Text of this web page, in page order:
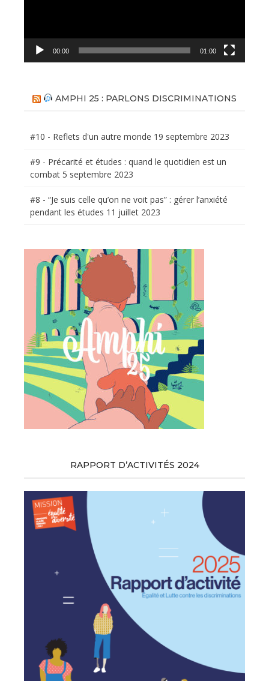
00:00 01:00
AMPHI 25 : PARLONS DISCRIMINATIONS
#10 - Reflets d'un autre monde 19 septembre 2023
#9 - Précarité et études : quand le quotidien est un
combat 5 septembre 2023
#8 - “Je suis celle qu’on ne voit pas” : gérer l’anxiété
pendant les études 11 juillet 2023
RAPPORT D’ACTIVITÉS 2024